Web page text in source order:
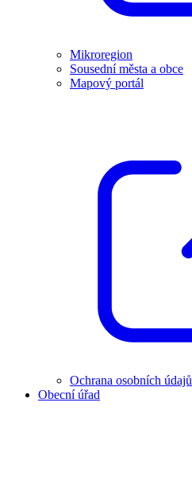
Mikroregion
Sousední města a obce
Mapový portál
Ochrana osobních údajů
Obecní úřad